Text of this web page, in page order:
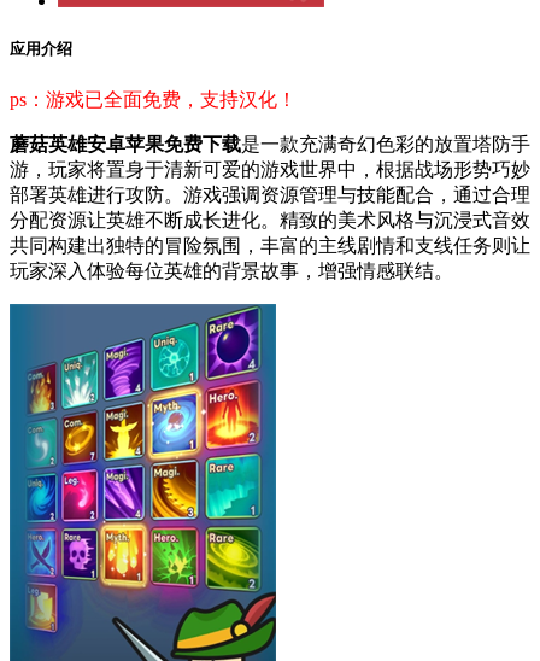
应用介绍
ps：游戏已全面免费，支持汉化！
蘑菇英雄安卓苹果免费下载是一款充满奇幻色彩的放置塔防手
游，玩家将置身于清新可爱的游戏世界中，根据战场形势巧妙
部署英雄进行攻防。游戏强调资源管理与技能配合，通过合理
分配资源让英雄不断成长进化。精致的美术风格与沉浸式音效
共同构建出独特的冒险氛围，丰富的主线剧情和支线任务则让
玩家深入体验每位英雄的背景故事，增强情感联结。